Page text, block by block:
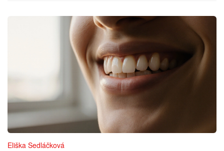
Eliška Sedláčková